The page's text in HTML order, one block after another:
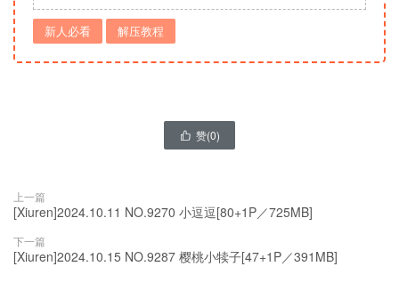
新人必看 解压教程
 赞(0)
上一篇
[Xiuren]2024.10.11 NO.9270 小逗逗[80+1P／725MB]
下一篇
[Xiuren]2024.10.15 NO.9287 樱桃小犊子[47+1P／391MB]